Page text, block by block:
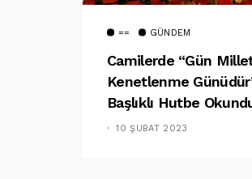
== GÜNDEM
Camilerde “Gün
Kenetlenme
Başlıklı Hutbe
10 ŞUBAT 2023